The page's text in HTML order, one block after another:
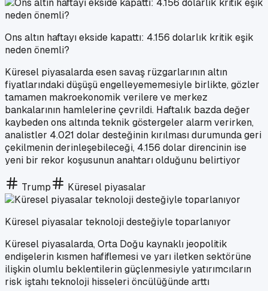
Ons altın haftayı ekside kapattı: 4.156 dolarlık kritik eşik
neden önemli?
Küresel piyasalarda esen savaş rüzgarlarının altın
fiyatlarındaki düşüşü engelleyememesiyle birlikte, gözler
tamamen makroekonomik verilere ve merkez
bankalarının hamlelerine çevrildi. Haftalık bazda değer
kaybeden ons altında teknik göstergeler alarm verirken,
analistler 4.021 dolar desteğinin kırılması durumunda geri
çekilmenin derinleşebileceği, 4.156 dolar direncinin ise
yeni bir rekor koşusunun anahtarı olduğunu belirtiyor
Trump Küresel piyasalar
Küresel piyasalar teknoloji desteğiyle toparlanıyor
Küresel piyasalarda, Orta Doğu kaynaklı jeopolitik
endişelerin kısmen hafiflemesi ve yarı iletken sektörüne
ilişkin olumlu beklentilerin güçlenmesiyle yatırımcıların
risk iştahı teknoloji hisseleri öncülüğünde arttı